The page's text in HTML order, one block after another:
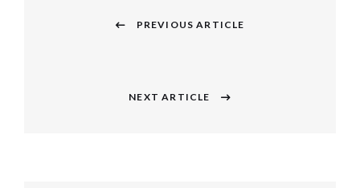
PREVIOUS ARTICLE
NEXT ARTICLE